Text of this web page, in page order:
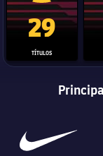
Trofeo de La
29
TÍTULOS